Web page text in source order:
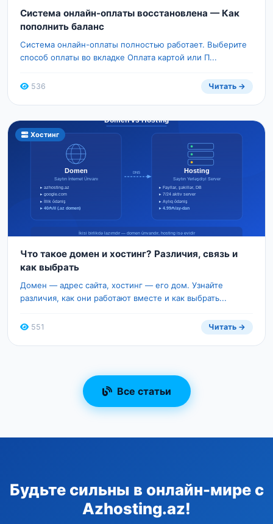
Система онлайн-оплаты восстановлена — Как
пополнить баланс
Система онлайн-оплаты полностью работает. Выберите
способ оплаты во вкладке Оплата картой или П...
536 Читать →
Хостинг
Что такое домен и хостинг? Различия, связь и
как выбрать
Домен — адрес сайта, хостинг — его дом. Узнайте
различия, как они работают вместе и как выбрать...
551 Читать →
Все статьи
Будьте сильны в онлайн-мире с
Azhosting.az!